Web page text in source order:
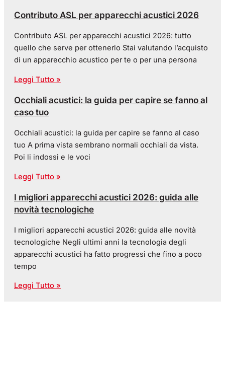
Contributo ASL per apparecchi acustici 2026
Contributo ASL per apparecchi acustici 2026: tutto
quello che serve per ottenerlo Stai valutando l’acquisto
di un apparecchio acustico per te o per una persona
Leggi Tutto »
Occhiali acustici: la guida per capire se fanno al
caso tuo
Occhiali acustici: la guida per capire se fanno al caso
tuo A prima vista sembrano normali occhiali da vista.
Poi li indossi e le voci
Leggi Tutto »
I migliori apparecchi acustici 2026: guida alle
novità tecnologiche
I migliori apparecchi acustici 2026: guida alle novità
tecnologiche Negli ultimi anni la tecnologia degli
apparecchi acustici ha fatto progressi che fino a poco
tempo
Leggi Tutto »